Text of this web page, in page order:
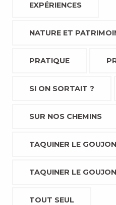
EXPÉRIENCES
NATURE ET
PRATIQUE
SI ON SORTAIT ?
SUR NOS CHEMINS
TAQUINER LE GOUJON
TAQUINER LE GOUJON
TOUT SEUL